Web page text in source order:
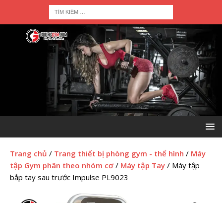
Trang chủ / Trang thiết bị phòng gym - thể hình / Máy
tập Gym phân theo nhóm cơ / Máy tập Tay / Máy tập
bắp tay sau trước Impulse PL9023